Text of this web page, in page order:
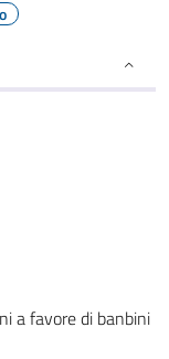
a favore di banbini